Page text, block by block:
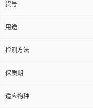
货号
用途
检测方法
保质期
适应物种